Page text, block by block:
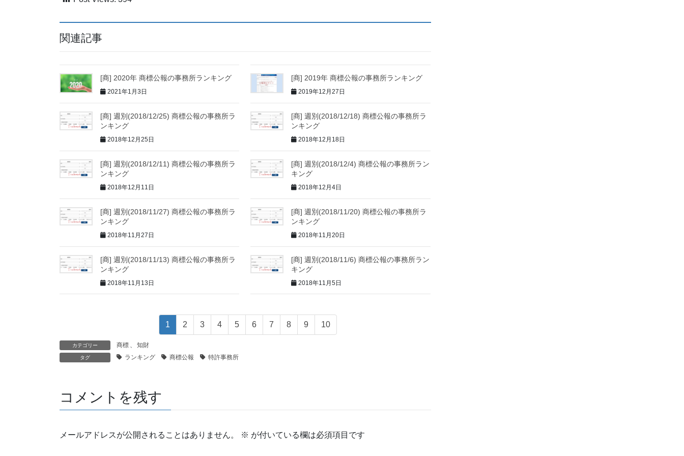
関連記事
[商] 2020年 商標公報の事務所ランキング
2021年1月3日
[商] 2019年 商標公報の事務所ランキング
2019年12月27日
[商] 週別(2018/12/25) 商標公報の事務所ラ
ンキング
2018年12月25日
[商] 週別(2018/12/18) 商標公報の事務所ラ
ンキング
2018年12月18日
[商] 週別(2018/12/11) 商標公報の事務所ラ
ンキング
2018年12月11日
[商] 週別(2018/12/4) 商標公報の事務所ラン
キング
2018年12月4日
[商] 週別(2018/11/27) 商標公報の事務所ラ
ンキング
2018年11月27日
[商] 週別(2018/11/20) 商標公報の事務所ラ
ンキング
2018年11月20日
[商] 週別(2018/11/13) 商標公報の事務所ラ
ンキング
2018年11月13日
[商] 週別(2018/11/6) 商標公報の事務所ラン
キング
2018年11月5日
1 2 3 4 5 6 7 8 9 10
カテゴリー 商標 、 知財
タグ ランキング 商標公報 特許事務所
コメントを残す
メールアドレスが公開されることはありません。 ※ が付いている欄は必須項目です